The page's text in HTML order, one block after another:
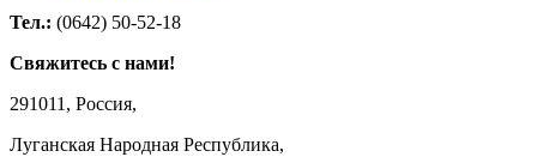
Тел.: (0642) 50-52-18
Свяжитесь с нами!
291011, Россия,
Луганская Народная Республика,